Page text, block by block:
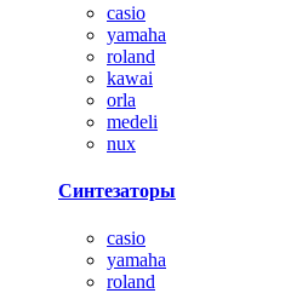
casio
yamaha
roland
kawai
orla
medeli
nux
Синтезаторы
casio
yamaha
roland